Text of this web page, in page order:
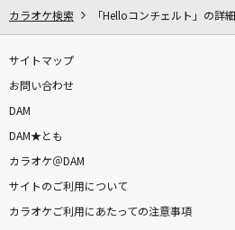
カラオケ検索 「Helloコンチェルト」の詳細
サイトマップ
お問い合わせ
DAM
DAM★とも
カラオケ＠DAM
サイトのご利用について
カラオケご利用にあたっての注意事項